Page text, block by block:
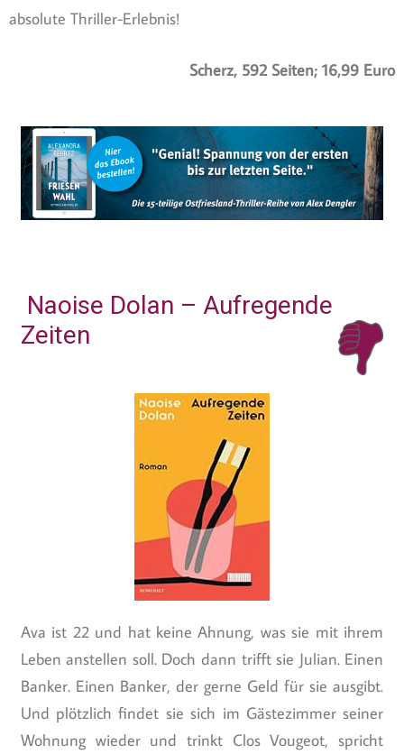
absolute Thriller-Erlebnis!
Scherz, 592 Seiten; 16,99 Euro
Naoise Dolan – Aufregende
Zeiten
Ava ist 22 und hat keine Ahnung, was sie mit ihrem
Leben anstellen soll. Doch dann trifft sie Julian. Einen
Banker. Einen Banker, der gerne Geld für sie ausgibt.
Und plötzlich findet sie sich im Gästezimmer seiner
Wohnung wieder und trinkt Clos Vougeot, spricht